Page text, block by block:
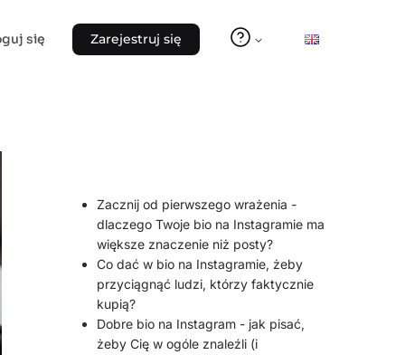
się Zarejestruj się
Zacznij od pierwszego wrażenia -
dlaczego Twoje bio na Instagramie ma
większe znaczenie niż posty?
Co dać w bio na Instagramie, żeby
przyciągnąć ludzi, którzy faktycznie
kupią?
Dobre bio na Instagram - jak pisać,
żeby Cię w ogóle znaleźli (i